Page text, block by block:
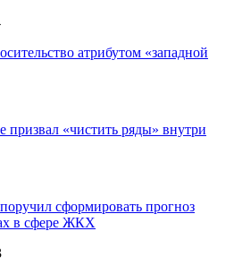
атрибутом «западной
призвал «чистить ряды» внутри
сформировать прогноз
в сфере ЖКХ